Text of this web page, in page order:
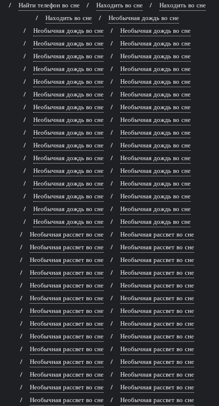
Найти телефон во сне
Находить во сне
Находить во сне
Находить во сне
Необычная дождь во сне
Необычная дождь во сне
Необычная дождь во сне
Необычная дождь во сне
Необычная дождь во сне
Необычная дождь во сне
Необычная дождь во сне
Необычная дождь во сне
Необычная дождь во сне
Необычная дождь во сне
Необычная дождь во сне
Необычная дождь во сне
Необычная дождь во сне
Необычная дождь во сне
Необычная дождь во сне
Необычная дождь во сне
Необычная дождь во сне
Необычная дождь во сне
Необычная дождь во сне
Необычная дождь во сне
Необычная дождь во сне
Необычная дождь во сне
Необычная дождь во сне
Необычная дождь во сне
Необычная дождь во сне
Необычная дождь во сне
Необычная дождь во сне
Необычная дождь во сне
Необычная дождь во сне
Необычная дождь во сне
Необычная дождь во сне
Необычная дождь во сне
Необычная дождь во сне
Необычная рассвет во сне
Необычная рассвет во сне
Необычная рассвет во сне
Необычная рассвет во сне
Необычная рассвет во сне
Необычная рассвет во сне
Необычная рассвет во сне
Необычная рассвет во сне
Необычная рассвет во сне
Необычная рассвет во сне
Необычная рассвет во сне
Необычная рассвет во сне
Необычная рассвет во сне
Необычная рассвет во сне
Необычная рассвет во сне
Необычная рассвет во сне
Необычная рассвет во сне
Необычная рассвет во сне
Необычная рассвет во сне
Необычная рассвет во сне
Необычная рассвет во сне
Необычная рассвет во сне
Необычная рассвет во сне
Необычная рассвет во сне
Необычная рассвет во сне
Необычная рассвет во сне
Необычная рассвет во сне
Необычная рассвет во сне